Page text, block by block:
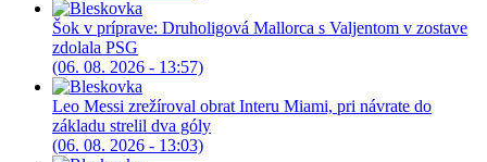
Šok v príprave: Druholigová Mallorca s Valjentom v zostave
zdolala PSG
(06. 08. 2026 - 13:57)
Leo Messi zrežíroval obrat Interu Miami, pri návrate do
základu strelil dva góly
(06. 08. 2026 - 13:03)